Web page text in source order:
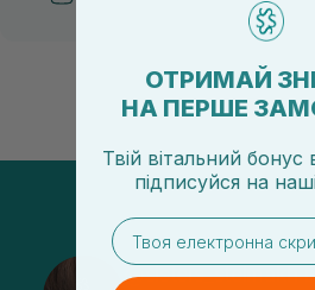
@sisters_stelmakh
ОТРИМАЙ
НА ПЕРШЕ
Твій вітальний
підписуйся на
email